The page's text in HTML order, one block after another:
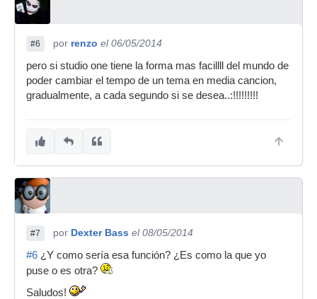
#6 por renzo el 06/05/2014
pero si studio one tiene la forma mas facillll del mundo de
poder cambiar el tempo de un tema en media cancion,
gradualmente, a cada segundo si se desea..:!!!!!!!!!
#7 por Dexter Bass el 08/05/2014
#6 ¿Y como sería esa función? ¿Es como la que yo
puse o es otra?
Saludos!